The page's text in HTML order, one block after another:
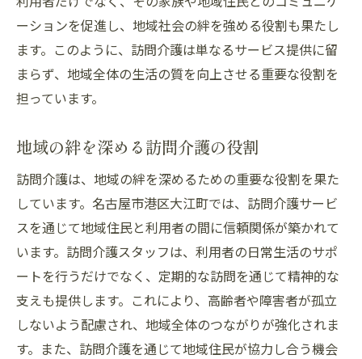
ーションを促進し、地域社会の絆を強める役割も果たし
ます。このように、訪問介護は単なるサービス提供に留
まらず、地域全体の生活の質を向上させる重要な役割を
担っています。
地域の絆を深める訪問介護の役割
訪問介護は、地域の絆を深めるための重要な役割を果た
しています。名古屋市港区大江町では、訪問介護サービ
スを通じて地域住民と利用者の間に信頼関係が築かれて
います。訪問介護スタッフは、利用者の日常生活のサポ
ートを行うだけでなく、定期的な訪問を通じて精神的な
支えも提供します。これにより、高齢者や障害者が孤立
しないよう配慮され、地域全体のつながりが強化されま
す。また、訪問介護を通じて地域住民が協力し合う機会